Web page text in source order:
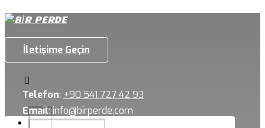
İletişime Geçin
Telefon: +90 541 727 42 93
Email:info@birperde.com